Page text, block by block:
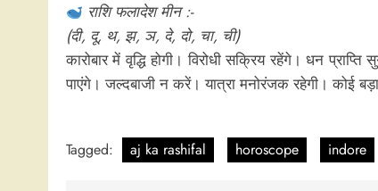
राशि फलादेश मीन :-
(दी, दू, थ, झ, ञ, दे, दो, चा, ची)
कारोबार में वृद्धि होगी। विरोधी सक्रिय रहेंगे। धन
पाएंगे। जल्दबाजी न करें। यात्रा मनोरंजक रहेगी। कोई
Tagged: aj ka rashifal horoscope indore